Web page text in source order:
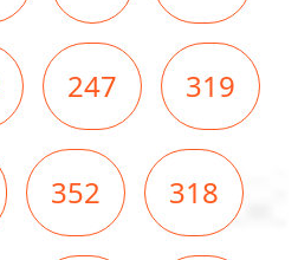
247 319
352 318